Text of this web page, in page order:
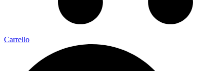
Carrello